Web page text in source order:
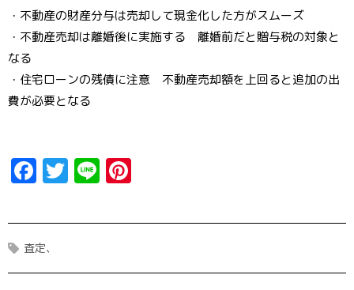
・不動産の財産分与は売却して現金化した方がスムーズ
・不動産売却は離婚後に実施する 離婚前だと贈与税の対象と
なる
・住宅ローンの残債に注意 不動産売却額を上回ると追加の出
費が必要となる
F
ce
b
o
T
it
er
Li
e t
e
査定